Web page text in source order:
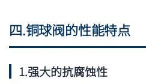
四.铜球阀的性能特点
1.强大的抗腐蚀性